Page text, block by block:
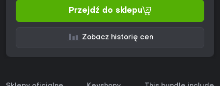
Przejdź do sklepu
Zobacz historię cen